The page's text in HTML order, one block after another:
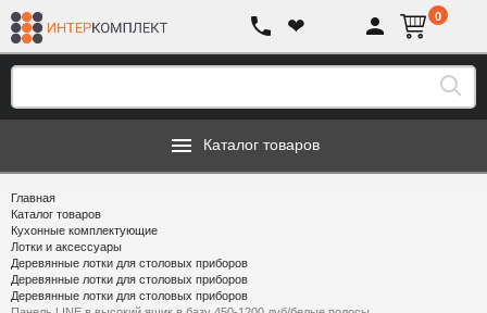
❤ 0
Каталог товаров
Главная
Каталог товаров
Кухонные комплектующие
Лотки и аксессуары
Деревянные лотки для столовых приборов
Деревянные лотки для столовых приборов
Деревянные лотки для столовых приборов